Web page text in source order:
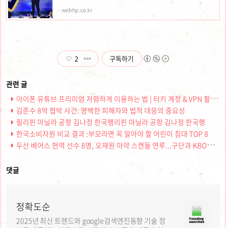
webhp.co.kr
2 구독하기
아이폰 유튜브 프리미엄 저렴하게 이용하는 법 | 터키 계정 & VPN 활용 가이드
김준수 8억 협박 사건: 명백한 피해자와 법적 대응의 중요성
필리핀 마닐라 공항 김나정 한국행리핀 마닐라 공항 김나정 한국행
한국소비자원 비교 결과 :부모라면 꼭 알아야 할 어린이 침대 TOP 8
두산 베어스 현역 선수 8명, 오재원 마약 스캔들 연루...구단과 KBO의 대응은?
댓글
정확도순
2025년 최신 트렌드와 google검색엔진동향 기술 정